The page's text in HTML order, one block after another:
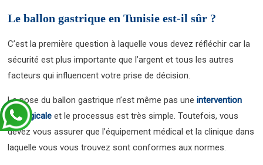
Le ballon gastrique en Tunisie est-il sûr ?
C’est la première question à laquelle vous devez réfléchir car la
sécurité est plus importante que l’argent et tous les autres
facteurs qui influencent votre prise de décision.
La pose du ballon gastrique n’est même pas une intervention
chirurgicale et le processus est très simple. Toutefois, vous
devez vous assurer que l’équipement médical et la clinique dans
laquelle vous vous trouvez sont conformes aux normes.